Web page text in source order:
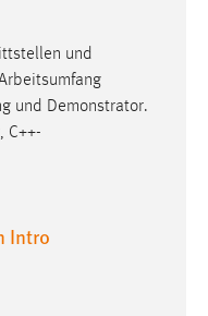
und
und Demonstrator.
C++-
Intro
zu können.